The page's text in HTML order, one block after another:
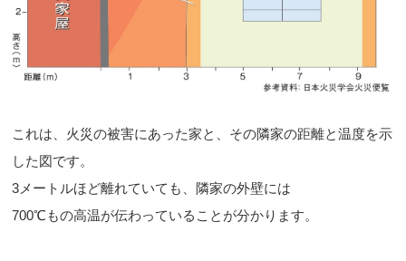
これは、火災の被害にあった家と、その隣家の距離と温度を示
した図です。
3メートルほど離れていても、隣家の外壁には
700℃もの高温が伝わっていることが分かります。